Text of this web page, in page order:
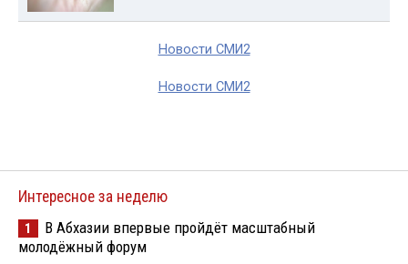
Новости СМИ2
Новости СМИ2
Интересное за неделю
1
В Абхазии впервые пройдёт масштабный
молодёжный форум